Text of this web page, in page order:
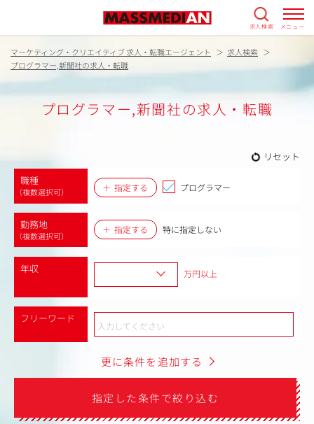
求人検索 メニュー
マーケティング・クリエイティブ 求人・転職エージェント
求人検索
プログラマー,新聞社の求人・転職
プログラマー,新聞社の求人・転職
リセット
職種
（複数選択可） 指定する プログラマー
勤務地
（複数選択可）
指定する 特に指定しない
年収 万円以上
フリーワード
更に条件を追加する
指定した条件で絞り込む